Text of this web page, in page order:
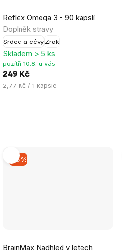
Reflex Omega 3 - 90 kapslí
Doplněk stravy
Srdce a cévyZrak
hodnocení
produktu
je
5,0
z
hvězdiček.
Skladem > 5 ks
pozítří 10.8. u vás
249 Kč
Měrná
2,77 Kč / 1 kapsle
–15 %
BrainMax Nadhled v letech